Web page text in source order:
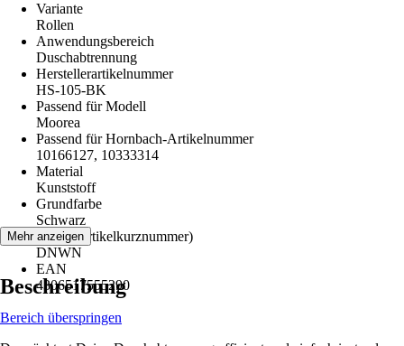
Variante
Rollen
Anwendungsbereich
Duschabtrennung
Herstellerartikelnummer
HS-105-BK
Passend für Modell
Moorea
Passend für Hornbach-Artikelnummer
10166127, 10333314
Material
Kunststoff
Grundfarbe
Schwarz
AKN (Artikelkurznummer)
DNWN
EAN
4306517555290
Mehr anzeigen
Beschreibung
Bereich überspringen